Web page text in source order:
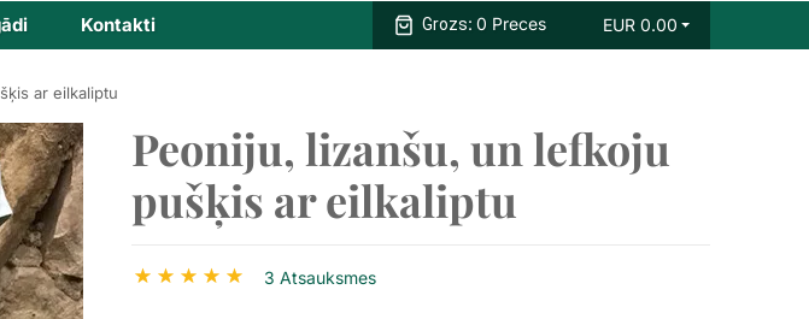
Kontakti Grozs: 0 Preces EUR 0.00
ar eilkaliptu
Peoniju, lizanšu, un lefkoju
pušķis ar eilkaliptu
3 Atsauksmes